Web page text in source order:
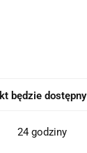
będzie dostępny
24 godziny